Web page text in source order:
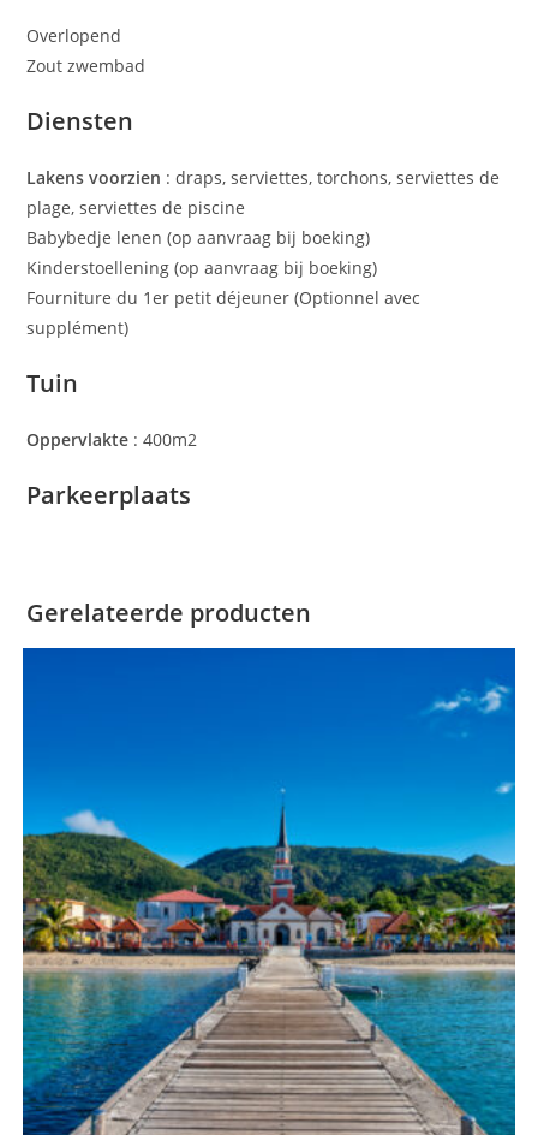
Overlopend
Zout zwembad
Diensten
Lakens voorzien : draps, serviettes, torchons, serviettes de
plage, serviettes de piscine
Babybedje lenen (op aanvraag bij boeking)
Kinderstoellening (op aanvraag bij boeking)
Fourniture du 1er petit déjeuner (Optionnel avec
supplément)
Tuin
Oppervlakte : 400m2
Parkeerplaats
Gerelateerde producten